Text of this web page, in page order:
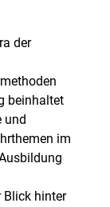
der
beinhaltet
und
im
Blick hinter